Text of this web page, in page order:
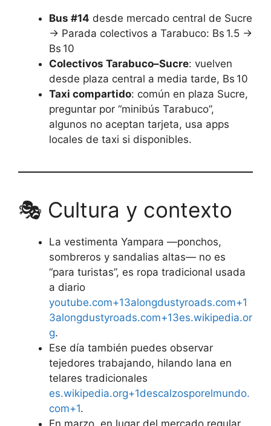
Bus #14 desde mercado central de Sucre
→ Parada colectivos a Tarabuco: Bs 1.5 →
Bs 10
Colectivos Tarabuco–Sucre: vuelven
desde plaza central a media tarde, Bs 10
Taxi compartido: común en plaza Sucre,
preguntar por “minibús Tarabuco”,
algunos no aceptan tarjeta, usa apps
locales de taxi si disponibles.
🎭 Cultura y contexto
La vestimenta Yampara —ponchos,
sombreros y sandalias altas— no es
“para turistas”, es ropa tradicional usada
a diario
youtube.com+13alongdustyroads.com+1
3alongdustyroads.com+13es.wikipedia.or
g.
Ese día también puedes observar
tejedores trabajando, hilando lana en
telares tradicionales
es.wikipedia.org+1descalzosporelmundo.
com+1.